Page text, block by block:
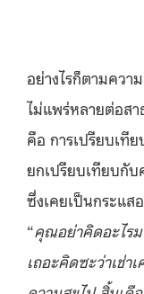
อย่างไรก็ตามควา
ไม่แพร่หลายต่อส
คือ การเปรียบเที
ยกเปรียบเทียบกับ
ซึ่งเคยเป็นกระแส
“คุณอย่าคิดอะไร
เถอะคิดซะว่าเช่า